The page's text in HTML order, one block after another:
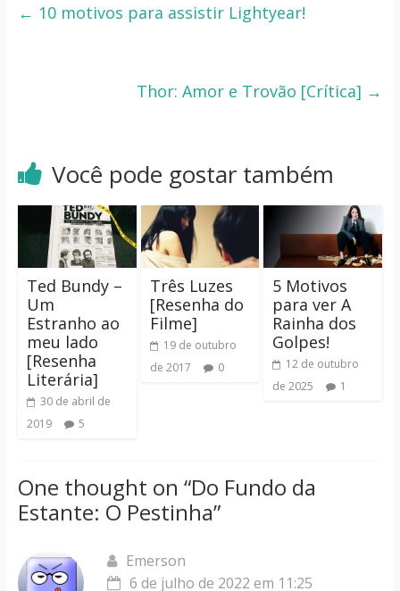
← 10 motivos para assistir Lightyear!
Thor: Amor e Trovão [Crítica] →
Você pode gostar também
Ted Bundy –
Um
Estranho ao
meu lado
[Resenha
Literária]
30 de abril de
2019
5
Três Luzes
[Resenha do
Filme]
19 de outubro
de 2017
0
5 Motivos
para ver A
Rainha dos
Golpes!
12 de outubro
de 2025
1
One thought on “Do Fundo da
Estante: O Pestinha”
Emerson
6 de julho de 2022 em 11:25